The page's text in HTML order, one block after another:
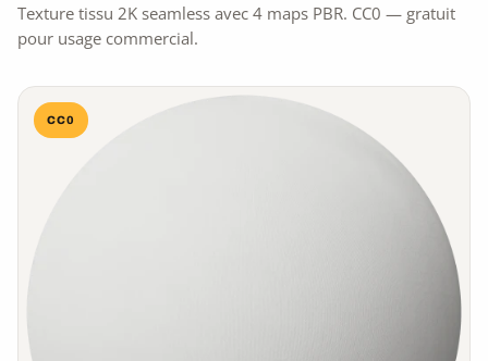
Texture tissu 2K seamless avec 4 maps PBR. CC0 — gratuit
pour usage commercial.
CC0